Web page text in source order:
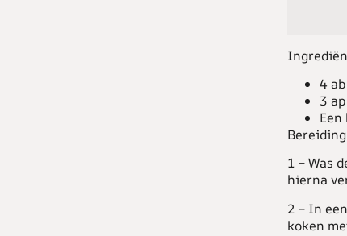
4
3
1 – Was
hierna
2 – In
koken